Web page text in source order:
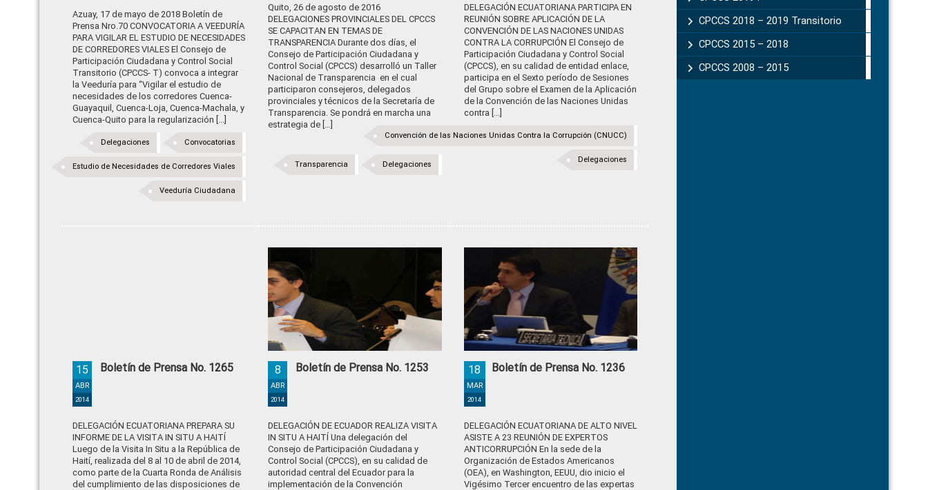
Azuay, 17 de mayo de 2018 Boletín de
Prensa Nro.70 CONVOCATORIA A VEEDURÍA
PARA VIGILAR EL ESTUDIO DE NECESIDADES
DE CORREDORES VIALES El Consejo de
Participación Ciudadana y Control Social
Transitorio (CPCCS- T) convoca a integrar
la Veeduría para “Vigilar el estudio de
necesidades de los corredores Cuenca-
Guayaquil, Cuenca-Loja, Cuenca-Machala, y
Cuenca-Quito para la regularización [...]
Convocatorias
Delegaciones
Estudio de Necesidades de Corredores Viales
Veeduría Ciudadana
Quito, 26 de agosto de 2016
DELEGACIONES PROVINCIALES DEL CPCCS
SE CAPACITAN EN TEMAS DE
TRANSPARENCIA Durante dos días, el
Consejo de Participación Ciudadana y
Control Social (CPCCS) desarrolló un Taller
Nacional de Transparencia en el cual
participaron consejeros, delegados
provinciales y técnicos de la Secretaría de
Transparencia. Se pondrá en marcha una
estrategia de […]
Delegaciones
Transparencia
DELEGACIÓN ECUATORIANA PARTICIPA EN
REUNIÓN SOBRE APLICACIÓN DE LA
CONVENCIÓN DE LAS NACIONES UNIDAS
CONTRA LA CORRUPCIÓN El Consejo de
Participación Ciudadana y Control Social
(CPCCS), en su calidad de entidad enlace,
participa en el Sexto período de Sesiones
del Grupo sobre el Examen de la Aplicación
de la Convención de las Naciones Unidas
contra [...]
Convención de las Naciones Unidas Contra la Corrupción (CNUCC)
Delegaciones
Boletín de Prensa No. 1265
15
ABR
2014
DELEGACIÓN ECUATORIANA PREPARA SU
INFORME DE LA VISITA IN SITU A HAITÍ
Luego de la Visita In Situ a la República de
Haití, realizada del 8 al 10 de abril de 2014,
como parte de la Cuarta Ronda de Análisis
del cumplimiento de las disposiciones de
Boletín de Prensa No. 1253
8
ABR
2014
DELEGACIÓN DE ECUADOR REALIZA VISITA
IN SITU A HAITÍ Una delegación del
Consejo de Participación Ciudadana y
Control Social (CPCCS), en su calidad de
autoridad central del Ecuador para la
implementación de la Convención
Boletín de Prensa No. 1236
18
MAR
2014
DELEGACIÓN ECUATORIANA DE ALTO NIVEL
ASISTE A 23 REUNIÓN DE EXPERTOS
ANTICORRUPCIÓN En la sede de la
Organización de Estados Americanos
(OEA), en Washington, EEUU, dio inicio el
Vigésimo Tercer encuentro de las expertas
CPCCS 2018 – 2019 Transitorio
CPCCS 2015 – 2018
CPCCS 2008 – 2015